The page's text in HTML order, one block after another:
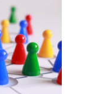
costo
Che sia